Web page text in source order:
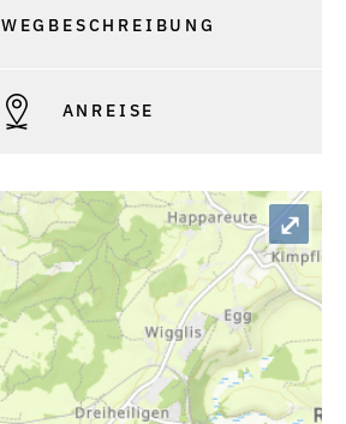
WEGBESCHREIBUNG
ANREISE
⤢